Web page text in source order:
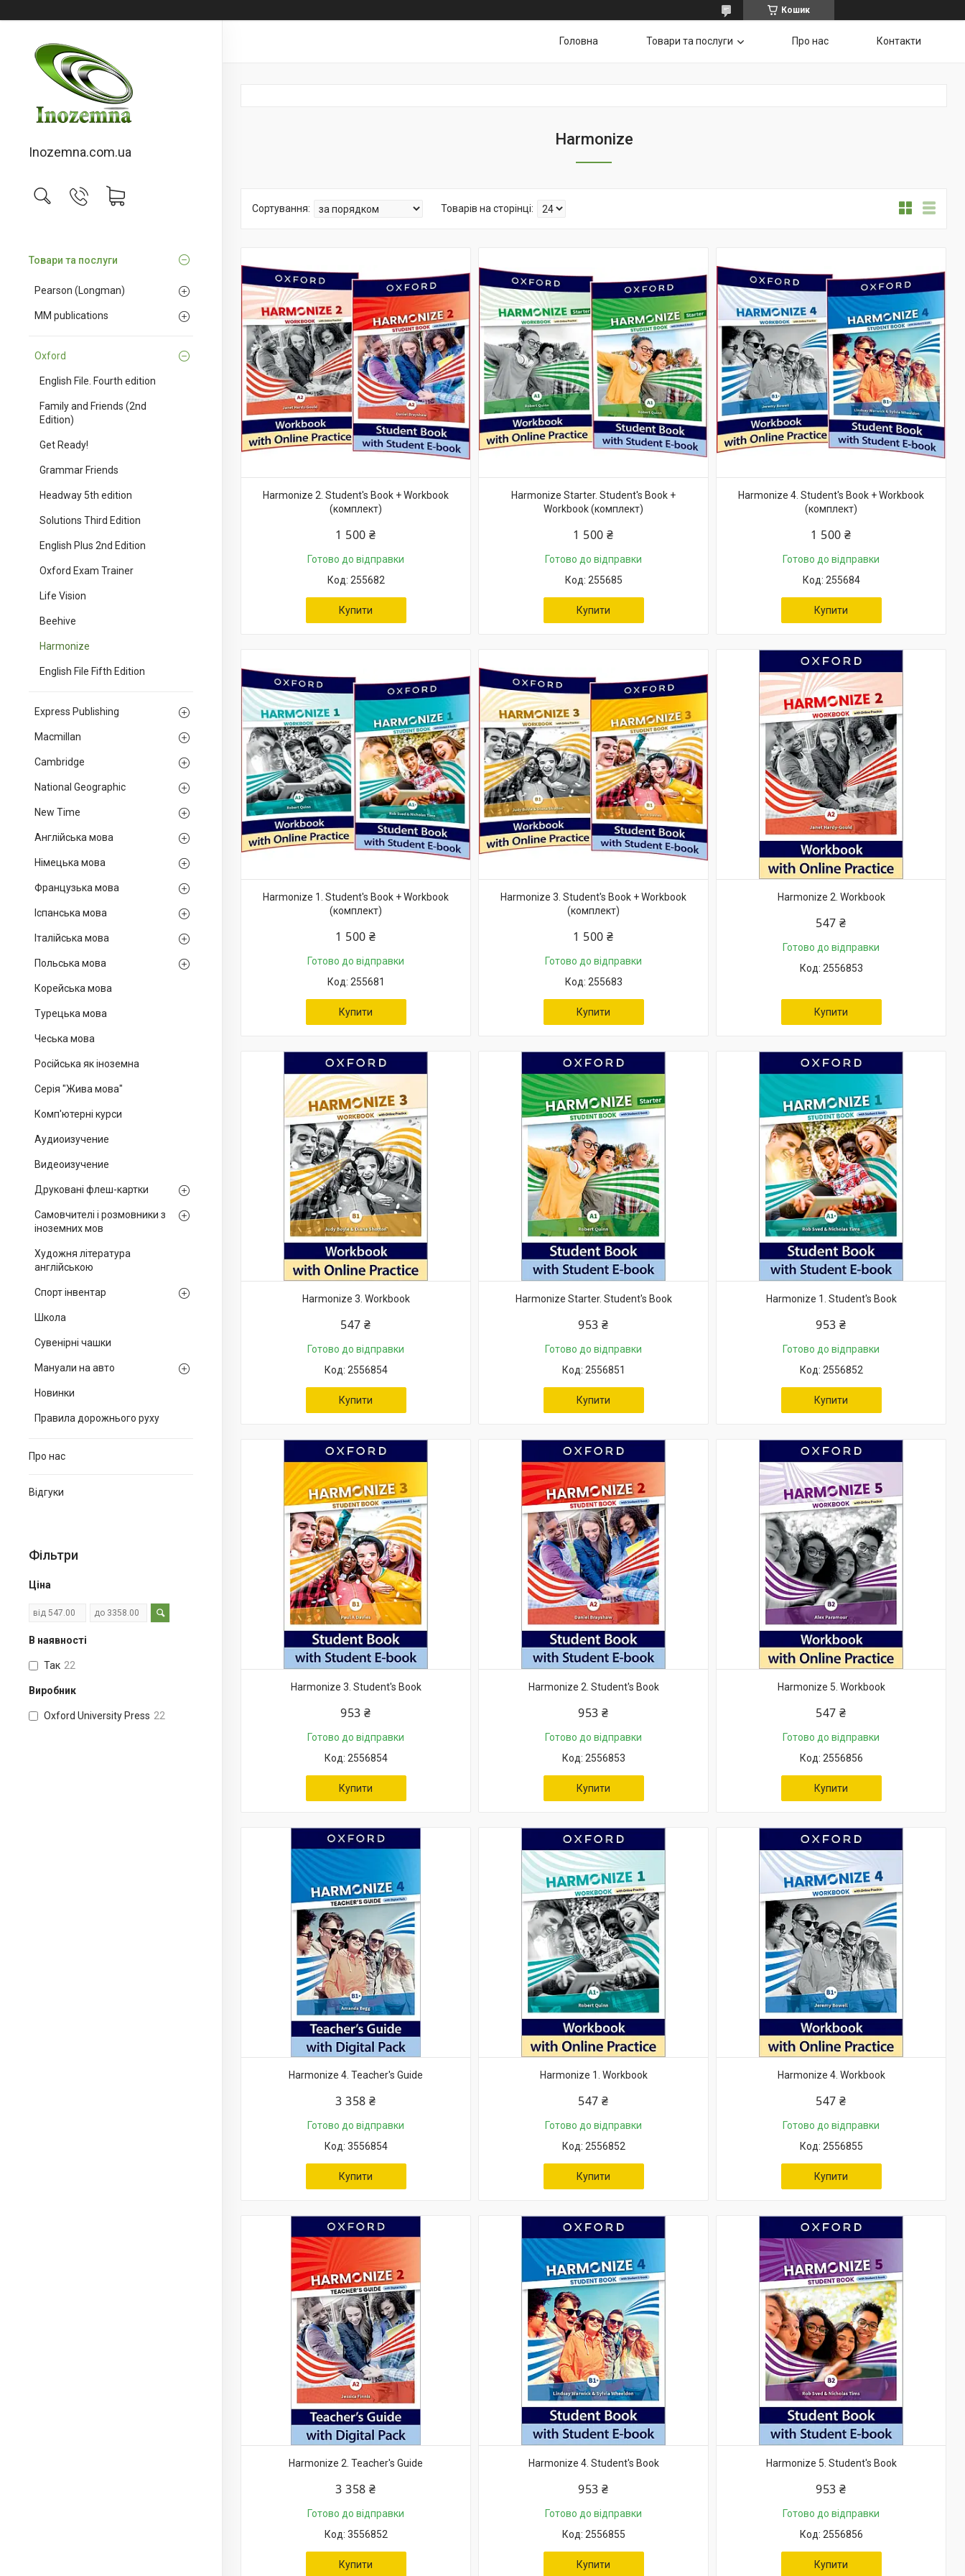
Кошик
Inozemna.com.ua
Товари та послуги
Pearson (Longman)
MM publications
Oxford
English File. Fourth edition
Family and Friends (2nd
Edition)
Get Ready!
Grammar Friends
Headway 5th edition
Solutions Third Edition
English Plus 2nd Edition
Oxford Exam Trainer
Life Vision
Beehive
Harmonize
English File Fifth Edition
Express Publishing
Macmillan
Cambridge
National Geographic
New Time
Англійська мова
Німецька мова
Французька мова
Іспанська мова
Італійська мова
Польська мова
Корейська мова
Турецька мова
Чеська мова
Російська як іноземна
Серія "Жива мова"
Комп'ютерні курси
Аудиоизучение
Видеоизучение
Друковані флеш-картки
Самовчителі і розмовники з
іноземних мов
Художня література
англійською
Спорт інвентар
Школа
Сувенірні чашки
Мануали на авто
Новинки
Правила дорожнього руху
Про нас
Відгуки
Фільтри
Ціна
В наявності
Так 22
Виробник
Oxford University Press 22
Головна Товари та послуги Про нас Контакти
Harmonize
Harmonize 2. Student's Book + Workbook
(комплект)
1 500 ₴
Готово до відправки
255682
Купити
Harmonize Starter. Student's Book +
Workbook (комплект)
1 500 ₴
Готово до відправки
255685
Купити
Harmonize 4. Student's Book + Workbook
(комплект)
1 500 ₴
Готово до відправки
255684
Купити
Harmonize 1. Student's Book + Workbook
(комплект)
1 500 ₴
Готово до відправки
255681
Купити
Harmonize 3. Student's Book + Workbook
(комплект)
1 500 ₴
Готово до відправки
255683
Купити
Harmonize 2. Workbook
547 ₴
Готово до відправки
2556853
Купити
Harmonize 3. Workbook
547 ₴
Готово до відправки
2556854
Купити
Harmonize Starter. Student's Book
953 ₴
Готово до відправки
2556851
Купити
Harmonize 1. Student's Book
953 ₴
Готово до відправки
2556852
Купити
Harmonize 3. Student's Book
953 ₴
Готово до відправки
2556854
Купити
Harmonize 2. Student's Book
953 ₴
Готово до відправки
2556853
Купити
Harmonize 5. Workbook
547 ₴
Готово до відправки
2556856
Купити
Harmonize 4. Teacher's Guide
3 358 ₴
Готово до відправки
3556854
Купити
Harmonize 1. Workbook
547 ₴
Готово до відправки
2556852
Купити
Harmonize 4. Workbook
547 ₴
Готово до відправки
2556855
Купити
Harmonize 2. Teacher's Guide
3 358 ₴
Готово до відправки
3556852
Купити
Harmonize 4. Student's Book
953 ₴
Готово до відправки
2556855
Купити
Harmonize 5. Student's Book
953 ₴
Готово до відправки
2556856
Купити